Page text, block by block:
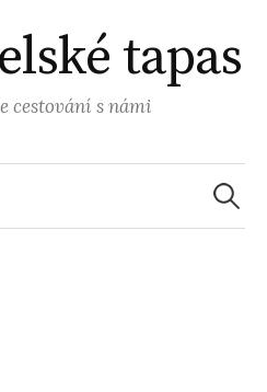
tapas
cestování s námi